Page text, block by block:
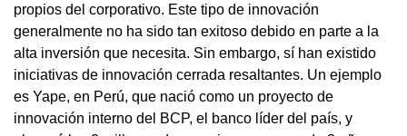
propios del corporativo. Este tipo de innovación
generalmente no ha sido tan exitoso debido en parte a la
alta inversión que necesita. Sin embargo, sí han existido
iniciativas de innovación cerrada resaltantes. Un ejemplo
es Yape, en Perú, que nació como un proyecto de
innovación interno del BCP, el banco líder del país, y